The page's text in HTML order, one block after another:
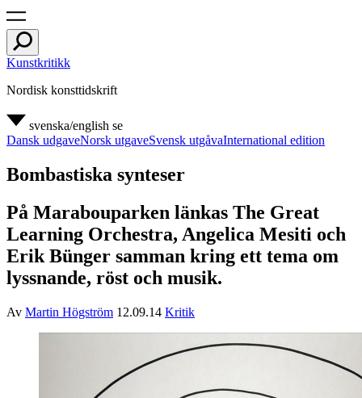
Kunstkritikk
Nordisk konsttidskrift
svenska/english se
Dansk udgaveNorsk utgaveSvensk utgåvaInternational edition
Bombastiska synteser
På Marabouparken länkas The Great
Learning Orchestra, Angelica Mesiti och
Erik Bünger samman kring ett tema om
lyssnande, röst och musik.
Av Martin Högström 12.09.14 Kritik